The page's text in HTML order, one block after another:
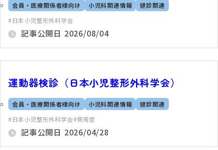
会員・医療関係者様向け 小児科関連情報
健診関連
日本小児整形外科学会
記事公開日 2026/08/04
運動器検診（日本小児整形外科学会）
会員・医療関係者様向け 小児科関連情報
健診関連
日本小児整形外科学会 側弯症
記事公開日 2026/04/28